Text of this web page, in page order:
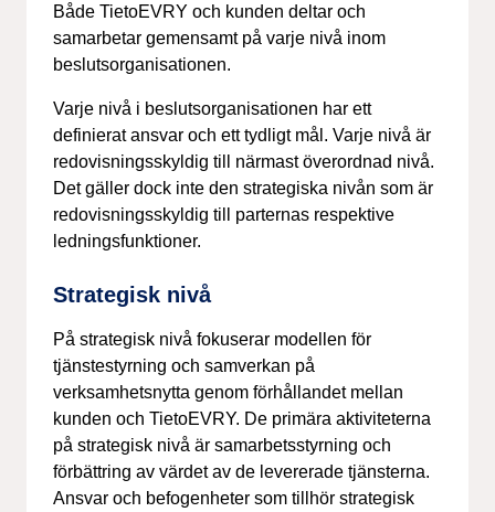
Både TietoEVRY och kunden deltar och
samarbetar gemensamt på varje nivå inom
beslutsorganisationen.
Varje nivå i beslutsorganisationen har ett
definierat ansvar och ett tydligt mål. Varje nivå är
redovisningsskyldig till närmast överordnad nivå.
Det gäller dock inte den strategiska nivån som är
redovisningsskyldig till parternas respektive
ledningsfunktioner.
Strategisk nivå
På strategisk nivå fokuserar modellen för
tjänstestyrning och samverkan på
verksamhetsnytta genom förhållandet mellan
kunden och TietoEVRY. De primära aktiviteterna
på strategisk nivå är samarbetsstyrning och
förbättring av värdet av de levererade tjänsterna.
Ansvar och befogenheter som tillhör strategisk